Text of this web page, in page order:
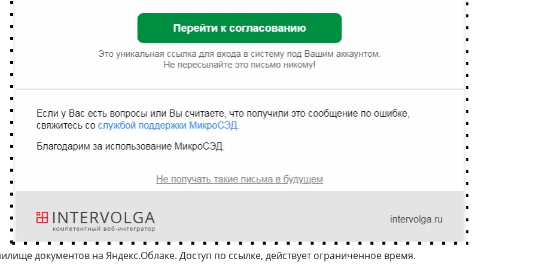
документов на Яндекс.Облаке. Доступ по ссылке, действует ограниченное время.